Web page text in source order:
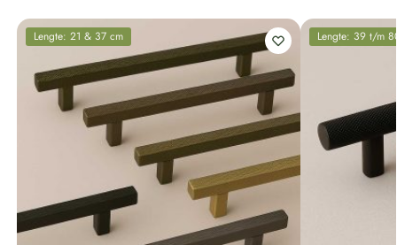
Lengte: 21 & 37 cm Lengte: 39 t/m